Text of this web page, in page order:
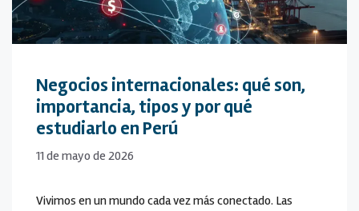
Negocios internacionales: qué son,
importancia, tipos y por qué
estudiarlo en Perú
11 de mayo de 2026
Vivimos en un mundo cada vez más conectado. Las